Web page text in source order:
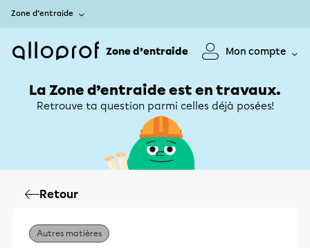
Zone d’entraide
Zone d’entraide Mon compte
La Zone d’entraide est en travaux.
Retrouve ta question parmi celles déjà posées!
Retour
Autres matières